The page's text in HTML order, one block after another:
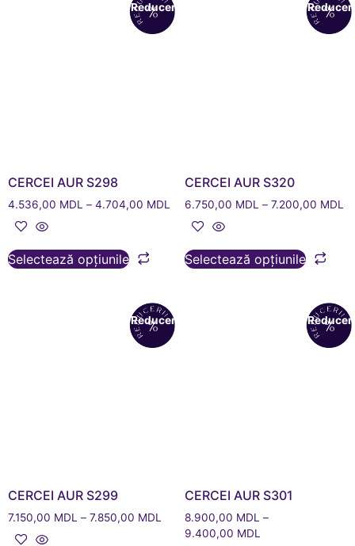
Reduceri!
CERCEI AUR S298
4.536,00 MDL – 4.704,00 MDL
Selectează opțiunile
CERCEI AUR S320
6.750,00 MDL – 7.200,00 MDL
Selectează opțiunile
Reduceri!
CERCEI AUR S299
7.150,00 MDL – 7.850,00 MDL
CERCEI AUR S301
8.900,00 MDL –
9.400,00 MDL